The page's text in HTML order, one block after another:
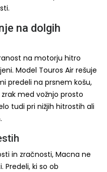
na dolgih
na motorju hitro
Model Touros Air rešuje
predeli na prsnem košu,
med vožnjo prosto
tudi pri nižjih hitrostih ali
in zračnosti, Macna ne
Predeli, ki so ob